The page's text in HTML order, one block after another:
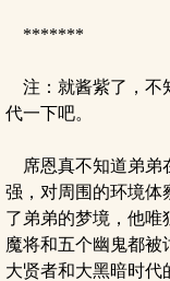
*******
注：就酱紫了，不
代一下吧。
席恩真不知道弟弟
强，对周围的环境体
了弟弟的梦境，他唯
魔将和五个幽鬼都被
大贤者和大黑暗时代